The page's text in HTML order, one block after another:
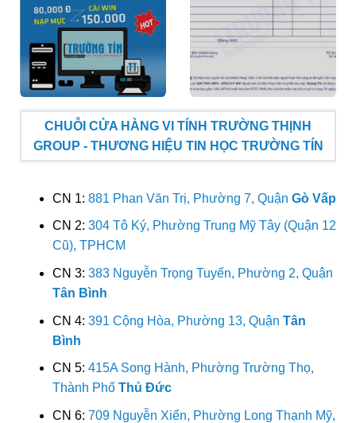
CHUỖI CỬA HÀNG VI TÍNH TRƯỜNG THỊNH
GROUP - THƯƠNG HIỆU TIN HỌC TRƯỜNG TÍN
CN 1: 881 Phan Văn Trị, Phường 7, Quận Gò Vấp
CN 2: 304 Tô Ký, Phường Trung Mỹ Tây (Quận 12
Cũ), TPHCM
CN 3: 383 Nguyễn Trọng Tuyển, Phường 2, Quận
Tân Bình
CN 4: 391 Cộng Hòa, Phường 13, Quận Tân
Bình
CN 5: 415A Song Hành, Phường Trường Thọ,
Thành Phố Thủ Đức
CN 6: 709 Nguyễn Xiển, Phường Long Thạnh Mỹ,